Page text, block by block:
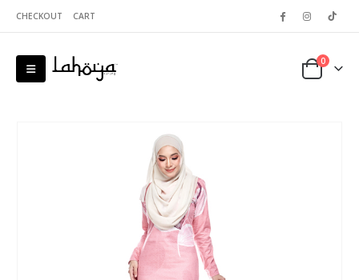
CHECKOUT CART
0